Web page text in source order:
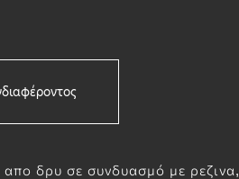
δρυ σε συνδυασμό με ρεζινα,